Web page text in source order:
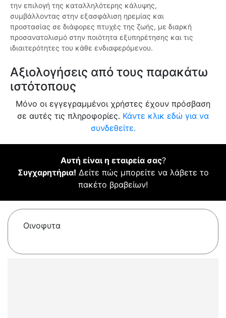
την επιλογή της καταλληλότερης κάλυψης,
συμβάλλοντας στην εξασφάλιση ηρεμίας και
προστασίας σε διάφορες πτυχές της ζωής, με διαρκή
προσανατολισμό στην ποιότητα εξυπηρέτησης και τις
ιδιαιτερότητες του κάθε ενδιαφερόμενου.
Αξιολογήσεις από τους παρακάτω
ιστότοπους
Μόνο οι εγγεγραμμένοι χρήστες έχουν πρόσβαση
σε αυτές τις πληροφορίες. Κάντε κλικ εδώ για να
συνδεθείτε.
Αυτή είναι η εταιρεία σας?
Συγχαρητήρια! Δείτε πώς μπορείτε να λάβετε το
πακέτο βραβείων!
Οινοφυτα